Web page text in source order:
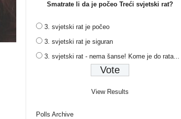
Smatrate li da je počeo Treći svjetski rat?
3. svjetski rat je počeo
3. svjetski rat je siguran
3. svjetski rat - nema šanse! Kome je do rata...
View Results
Polls Archive